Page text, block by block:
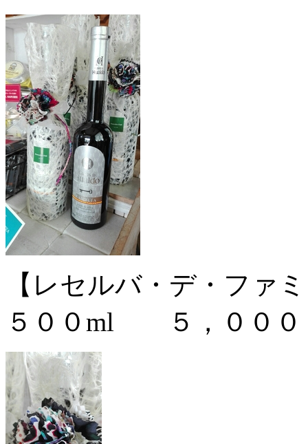
【レセルバ・デ・ファ
５００ml ５，０００